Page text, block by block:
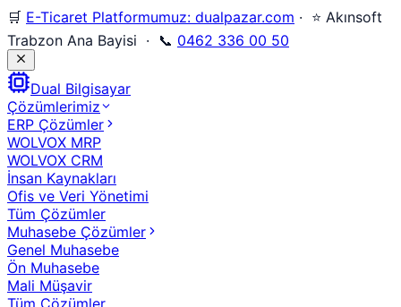
🛒 E-Ticaret Platformumuz: dualpazar.com · ⭐ Akınsoft
Trabzon Ana Bayisi · 📞 0462 336 00 50
Dual Bilgisayar
Çözümlerimiz
ERP Çözümler
WOLVOX MRP
WOLVOX CRM
İnsan Kaynakları
Ofis ve Veri Yönetimi
Tüm Çözümler
Muhasebe Çözümler
Genel Muhasebe
Ön Muhasebe
Mali Müşavir
Tüm Çözümler